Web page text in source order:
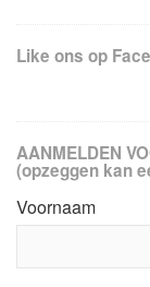
Like ons op
AANMELDEN
(opzeggen kan
Voornaam